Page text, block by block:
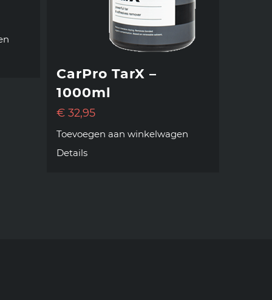
CarPro TarX –
1000ml
€ 32,95
Toevoegen aan winkelwagen
Details